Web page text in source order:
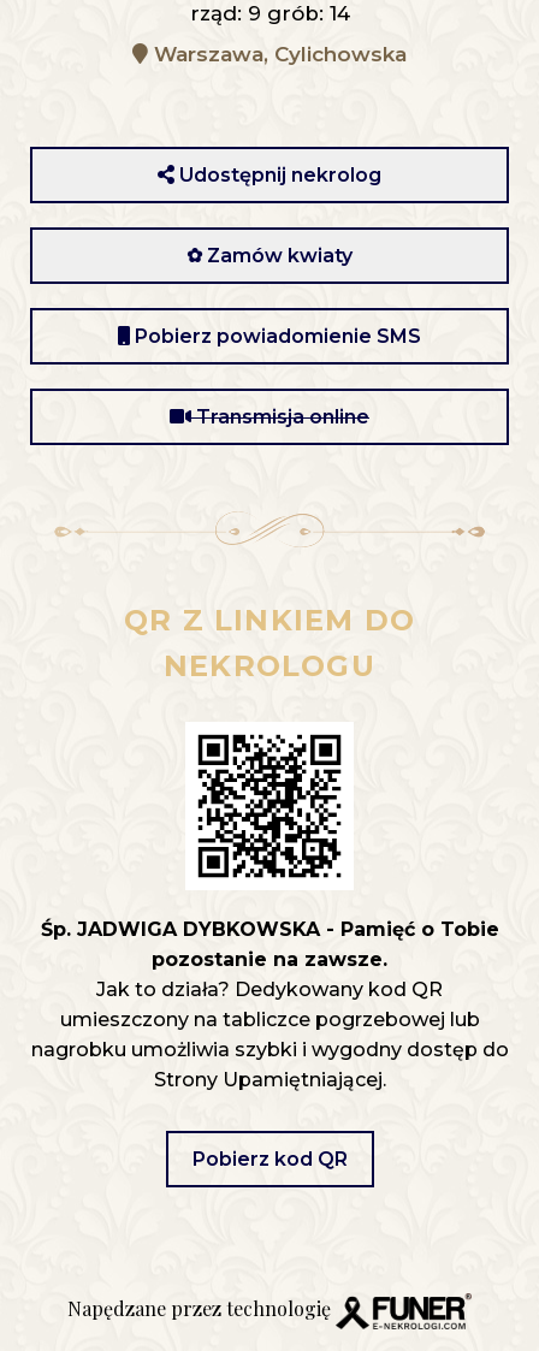
rząd: 9 grób: 14
Warszawa, Cylichowska
Udostępnij nekrolog
✿ Zamów kwiaty
Pobierz powiadomienie SMS
Transmisja online
QR Z LINKIEM DO
NEKROLOGU
Śp. JADWIGA DYBKOWSKA - Pamięć o Tobie
pozostanie na zawsze.
Jak to działa? Dedykowany kod QR
umieszczony na tabliczce pogrzebowej lub
nagrobku umożliwia szybki i wygodny dostęp do
Strony Upamiętniającej.
Pobierz kod QR
Napędzane przez technologię